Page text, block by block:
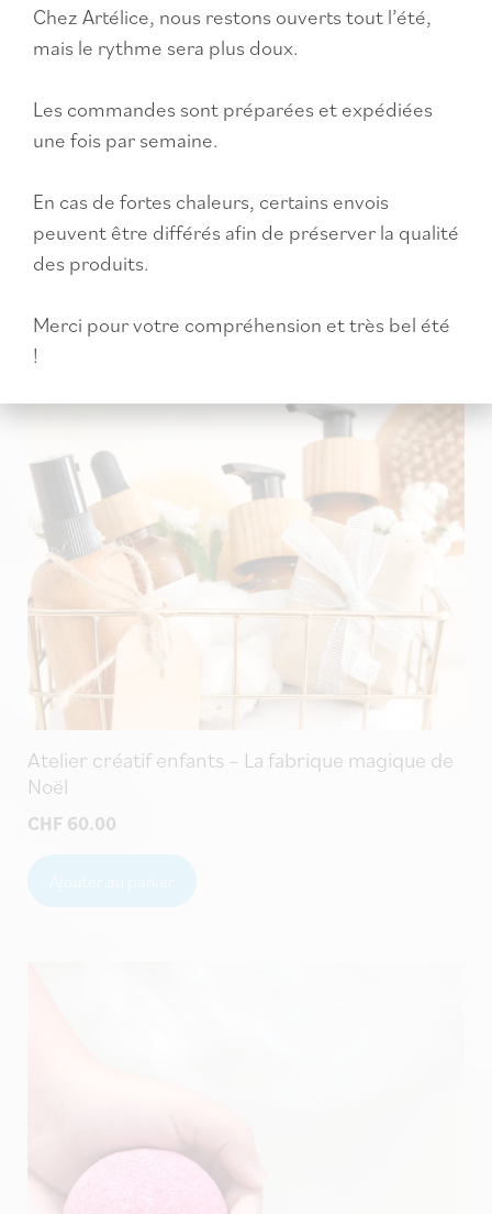
naturelle
CHF80.00
Lire la suite
Atelier créatif enfants – La fabrique magique de
Noël
CHF 60.00
Chez Artélice, nous restons ouverts tout l’été,
mais le rythme sera plus doux.
Les commandes sont préparées et expédiées
une fois par semaine.
En cas de fortes chaleurs, certains envois
peuvent être différés afin de préserver la qualité
des produits.
Merci pour votre compréhension et très bel été
!